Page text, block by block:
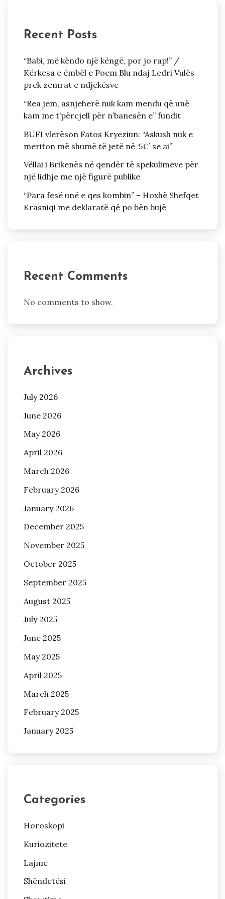
Recent Posts
“Babi, më këndo një këngë, por jo rap!” /
Kërkesa e ëmbël e Poem Blu ndaj Ledri Vulës
prek zemrat e ndjekësve
“Rea jem, asnjeherë nuk kam mendu që unë
kam me t’përcjell për n’banesën e” fundit
BUFI vlerëson Fatos Kryeziun: “Askush nuk e
meriton më shumë të jetë në ‘5€’ se ai”
Vëllai i Brikenës në qendër të spekulimeve për
një lidhje me një figurë publike
“Para fesë unë e qes kombin” – Hoxhë Shefqet
Krasniqi me deklaratë që po bën bujë
Recent Comments
No comments to show.
Archives
July 2026
June 2026
May 2026
April 2026
March 2026
February 2026
January 2026
December 2025
November 2025
October 2025
September 2025
August 2025
July 2025
June 2025
May 2025
April 2025
March 2025
February 2025
January 2025
Categories
Horoskopi
Kuriozitete
Lajme
Shëndetësi